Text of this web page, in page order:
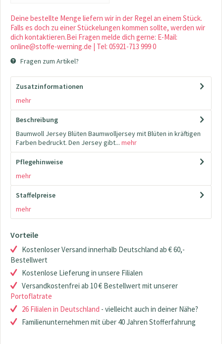
Deine bestellte Menge liefern wir in der Regel an einem Stück.
Falls es doch zu einer Stückelungen kommen sollte, werden wir
dich kontaktieren.Bei Fragen melde dich gerne: E-Mail:
online@stoffe-werning.de | Tel: 05921-713 999 0
Fragen zum Artikel?
Zusatzinformationen
mehr
Beschreibung
Baumwoll Jersey Blüten Baumwolljersey mit Blüten in kräftigen
Farben bedruckt. Den Jersey gibt... mehr
Pflegehinweise
mehr
Staffelpreise
mehr
Vorteile
Kostenloser Versand innerhalb Deutschland ab € 60,-
Bestellwert
Kostenlose Lieferung in unsere Filialen
Versandkostenfrei ab 10 € Bestellwert mit unserer
Portoflatrate
26 Filialen in Deutschland - vielleicht auch in deiner Nähe?
Familienunternehmen mit über 40 Jahren Stofferfahrung